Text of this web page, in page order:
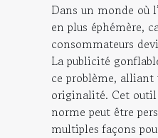
Dans un monde où
en plus éphémère,
consommateurs
La publicité
ce problème,
originalité. Cet
norme peut être
multiples façons